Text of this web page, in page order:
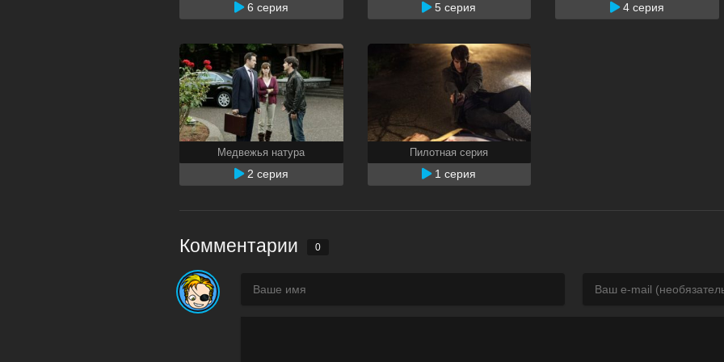
6 серия 5 серия 4 серия
Медвежья натура
2 серия
Пилотная серия
1 серия
Комментарии 0